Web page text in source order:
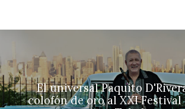
El universal Paquito
colofón de oro al XXI Festival